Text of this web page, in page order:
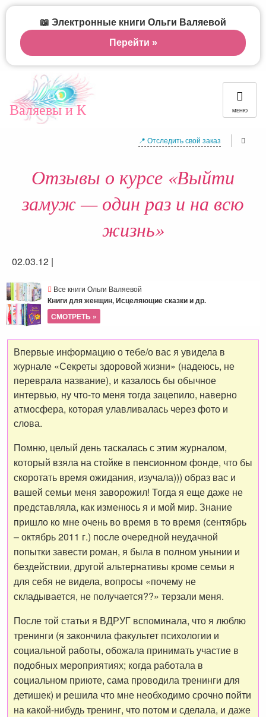
Валяевы и К МЕНЮ
📍 Отследить свой заказ
Отзывы о курсе «Выйти
замуж — один раз и на всю
жизнь»
02.03.12 |
Все книги Ольги Валяевой
Книги для женщин, Исцеляющие сказки и др.
СМОТРЕТЬ »
Впервые информацию о тебе/о вас я увидела в
журнале «Секреты здоровой жизни» (надеюсь, не
переврала название), и казалось бы обычное
интервью, ну что-то меня тогда зацепило, наверно
атмосфера, которая улавливалась через фото и
слова.
Помню, целый день таскалась с этим журналом,
который взяла на стойке в пенсионном фонде, что бы
скоротать время ожидания, изучала))) образ вас и
вашей семьи меня заворожил! Тогда я еще даже не
представляла, как изменюсь я и мой мир. Знание
пришло ко мне очень во время в то время (сентябрь
– октябрь 2011 г.) после очередной неудачной
попытки завести роман, я была в полном унынии и
бездействии, другой альтернативы кроме семьи я
для себя не видела, вопросы «почему не
складывается, не получается??» терзали меня.
После той статьи я ВДРУГ вспоминала, что я люблю
тренинги (я закончила факультет психологии и
социальной работы, обожала принимать участие в
подобных мероприятиях; когда работала в
социальном приюте, сама проводила тренинги для
детишек) и решила что мне необходимо срочно пойти
на какой-нибудь тренинг, что потом и сделала, и даже
📖 Электронные книги Ольги Валяевой
Перейти »